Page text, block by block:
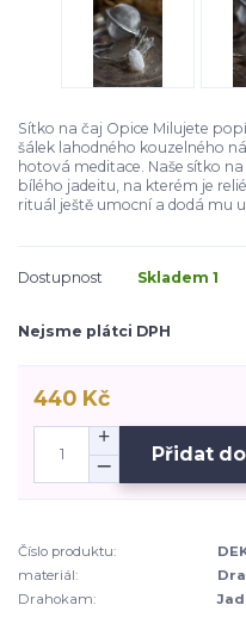
Sítko na čaj Opice Milujete
šálek lahodného kouzelného
hotová meditace. Naše sítko
bílého jadeitu, na kterém je
rituál ještě umocní a dodá mu
Dostupnost Skladem 1
Nejsme plátci DPH
440 Kč
Přidat
Číslo produktu:
materiál:
Drahokam: